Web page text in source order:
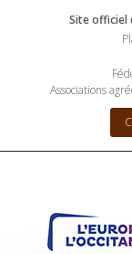
Site officiel
Associations